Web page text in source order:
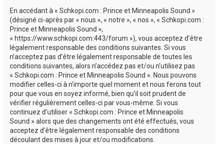
En accédant à « Schkopi.com : Prince et Minneapolis Sound »
(désigné ci-après par « nous », « notre », « nos », « Schkopi.com :
Prince et Minneapolis Sound »,
« https://www.schkopi.com:443/forum »), vous acceptez d’être
légalement responsable des conditions suivantes. Si vous
n’acceptez pas d’être légalement responsable de toutes les
conditions suivantes, alors n’accédez pas et/ou n’utilisez pas
« Schkopi.com : Prince et Minneapolis Sound ». Nous pouvons
modifier celles-ci à n’importe quel moment et nous ferons tout
pour que vous en soyez informé, bien qu’il soit prudent de
vérifier régulièrement celles-ci par vous-même. Si vous
continuez d’utiliser « Schkopi.com : Prince et Minneapolis
Sound » alors que des changements ont été effectués, vous
acceptez d’être légalement responsable des conditions
découlant des mises à jour et/ou modifications.